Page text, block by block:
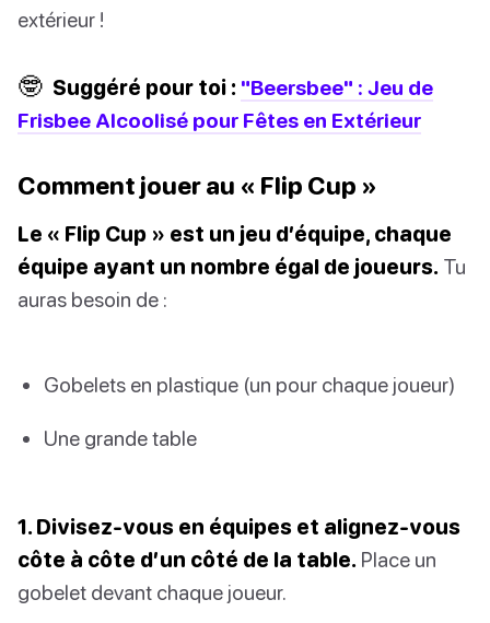
extérieur !
🤓 Suggéré pour toi : "Beersbee" : Jeu de
Frisbee Alcoolisé pour Fêtes en Extérieur
Comment jouer au « Flip Cup »
Le « Flip Cup » est un jeu d’équipe, chaque
équipe ayant un nombre égal de joueurs. Tu
auras besoin de :
Gobelets en plastique (un pour chaque joueur)
Une grande table
1. Divisez-vous en équipes et alignez-vous
côte à côte d’un côté de la table. Place un
gobelet devant chaque joueur.